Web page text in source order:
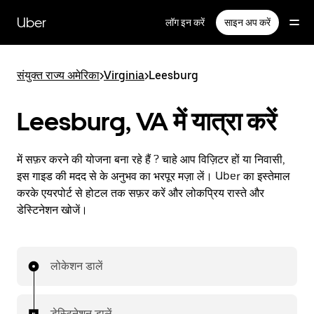
सामग्री
पर
Uber लॉग इन करें साइन अप करें
संयुक्त राज्य अमेरिका>Virginia>Leesburg
Leesburg, VA में यात्रा करें
में सफ़र करने की योजना बना रहे हैं ? चाहे आप विज़िटर हों या निवासी,
इस गाइड की मदद से के अनुभव का भरपूर मज़ा लें। Uber का इस्तेमाल
करके एयरपोर्ट से होटल तक सफ़र करें और लोकप्रिय रास्ते और
डेस्टिनेशन खोजें।
लोकेशन डालें